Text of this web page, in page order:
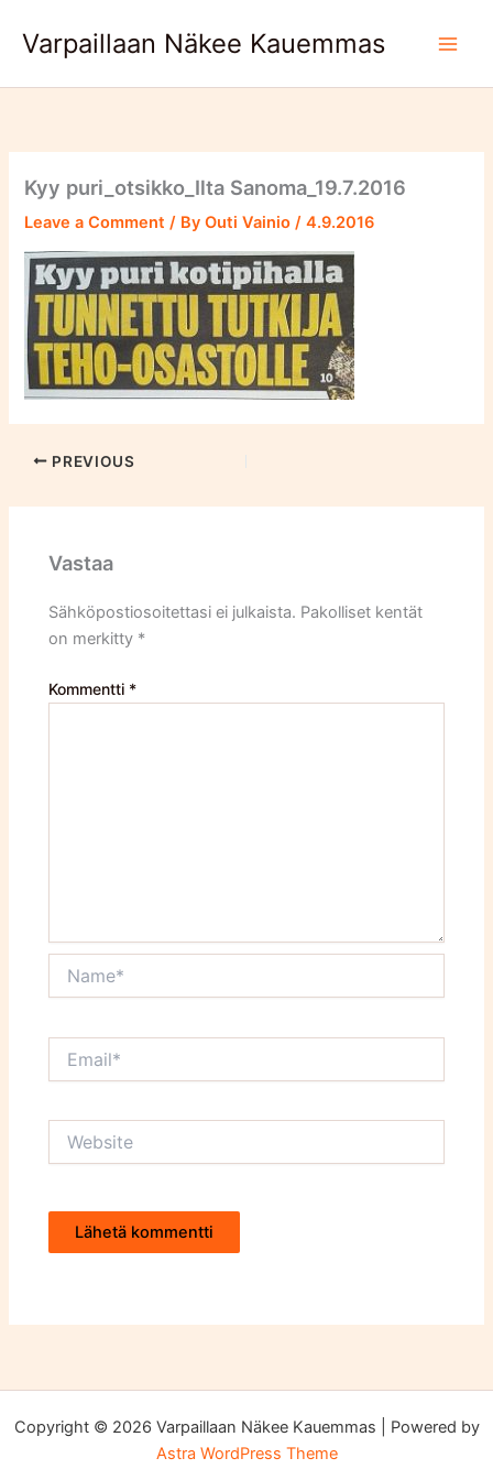
Varpaillaan Näkee Kauemmas
Kyy puri_otsikko_Ilta Sanoma_19.7.2016
Leave a Comment / ByOuti Vainio/4.9.2016
PREVIOUS
Vastaa
Sähköpostiosoitettasi ei julkaista. Pakolliset kentät
on merkitty *
Kommentti *
Copyright © 2026 Varpaillaan Näkee Kauemmas | Powered by
Astra WordPress Theme